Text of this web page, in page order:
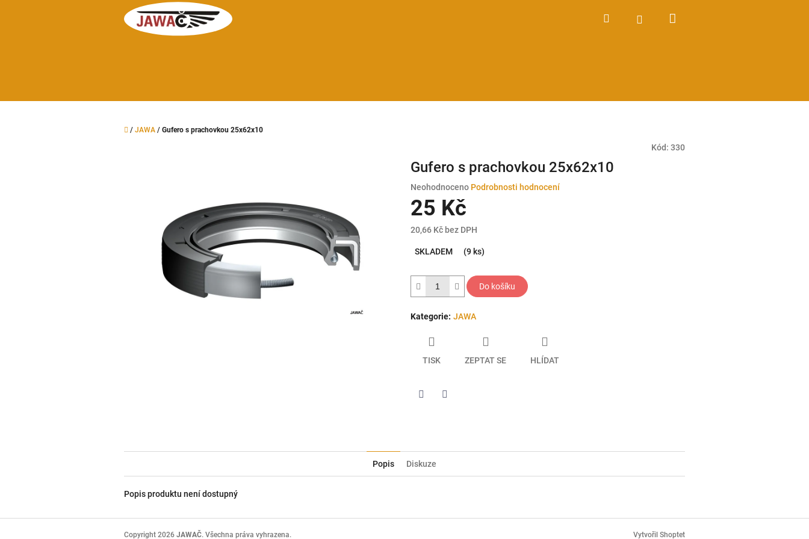
Hledat Přihlášení
Domů
/ JAWA / Gufero s prachovkou 25x62x10
Kód: 330
Gufero s prachovkou 25x62x10
Průměrné
hodnocení
produktu
0,0
Neohodnoceno Podrobnosti hodnocení
25 Kč
20,66 Kč bez DPH
cena:
SKLADEM (9 ks)
Do košíku
Kategorie: JAWA
TISK ZEPTAT SE HLÍDAT
Popis Diskuze
Popis produktu není dostupný
Vytvořil Shoptet
Copyright 2026 JAWAČ. Všechna práva vyhrazena.